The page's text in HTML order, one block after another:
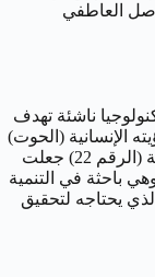
العاطفي
شركة تكنولوجيا ناشئة تهدف
الإنسانية (الحوت)
وقدرته على بناء فريق عالمي وتحقيق نتائج مذهلة (الرقم 22) جعلت
باحثة في التنمية
يحتاجه لتحقيق